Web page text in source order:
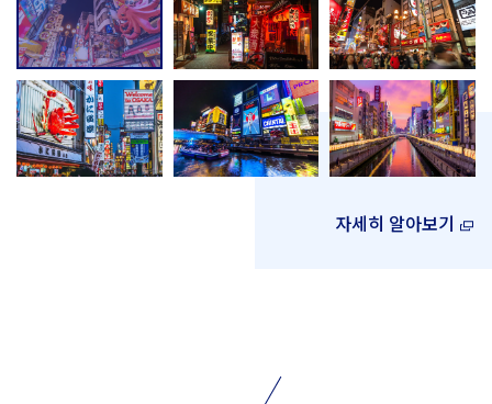
자세히 알아보기